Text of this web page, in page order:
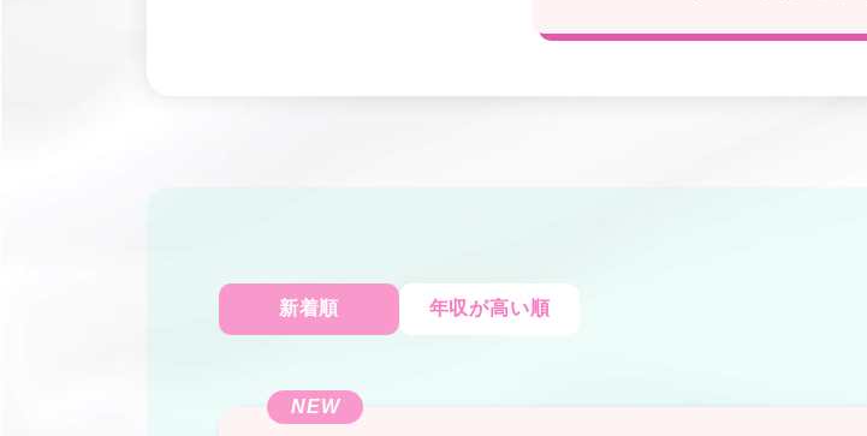
新着順 年収が高い順
NEW